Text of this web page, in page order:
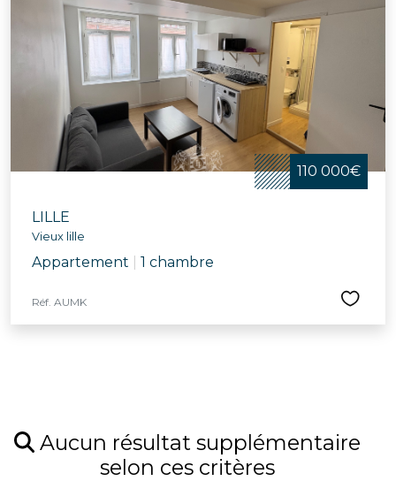
110 000€
LILLE
Vieux lille
Appartement 1 chambre
Réf. AUMK
Aucun résultat supplémentaire
selon ces critères